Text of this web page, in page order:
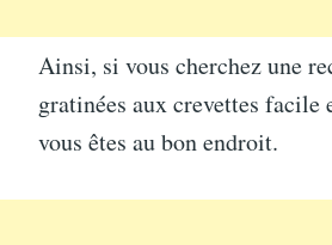
Ainsi, si vous cherchez une
gratinées aux crevettes
vous êtes au bon endroit.